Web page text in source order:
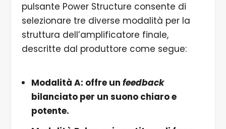
pulsante Power Structure consente di
selezionare tre diverse modalità per la
struttura dell’amplificatore finale,
descritte dal produttore come segue:
Modalità A: offre un feedback
bilanciato per un suono chiaro e
potente.